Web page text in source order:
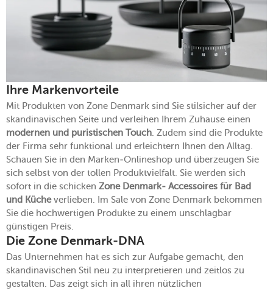
Ihre Markenvorteile
Mit Produkten von Zone Denmark sind Sie stilsicher auf der
skandinavischen Seite und verleihen Ihrem Zuhause einen
modernen und puristischen Touch. Zudem sind die Produkte
der Firma sehr funktional und erleichtern Ihnen den Alltag.
Schauen Sie in den Marken-Onlineshop und überzeugen Sie
sich selbst von der tollen Produktvielfalt. Sie werden sich
sofort in die schicken Zone Denmark- Accessoires für Bad
und Kücheverlieben. Im Sale von Zone Denmark bekommen
Sie die hochwertigen Produkte zu einem unschlagbar
günstigen Preis.
Die Zone Denmark-DNA
Das Unternehmen hat es sich zur Aufgabe gemacht, den
skandinavischen Stil neu zu interpretieren und zeitlos zu
gestalten. Das zeigt sich in all ihren nützlichen